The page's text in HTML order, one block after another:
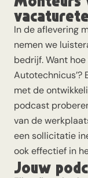
In deaflevering
nemen we
bedrijf. Want hoe
Autotechnicus’?
met de
podcast
van de
een sollicitatie
ook effectief in
Jouw